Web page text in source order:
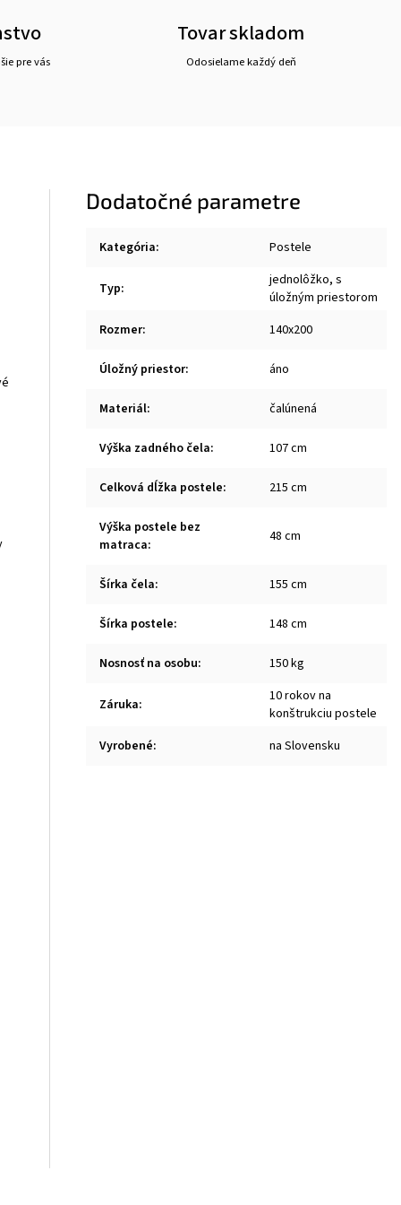
pre vás
Tovar skladom
Odosielame každý deň
Dodatočné parametre
Kategória: Postele
Typ:
jednolôžko, s
úložným priestorom
Rozmer: 140x200
Úložný priestor: áno
Materiál: čalúnená
Výška zadného čela: 107 cm
Celková dĺžka postele: 215 cm
Výška postele bez
matraca: 48 cm
Šírka čela: 155 cm
Šírka postele: 148 cm
Nosnosť na osobu: 150 kg
Záruka:
10 rokov na
konštrukciu postele
Vyrobené: na Slovensku